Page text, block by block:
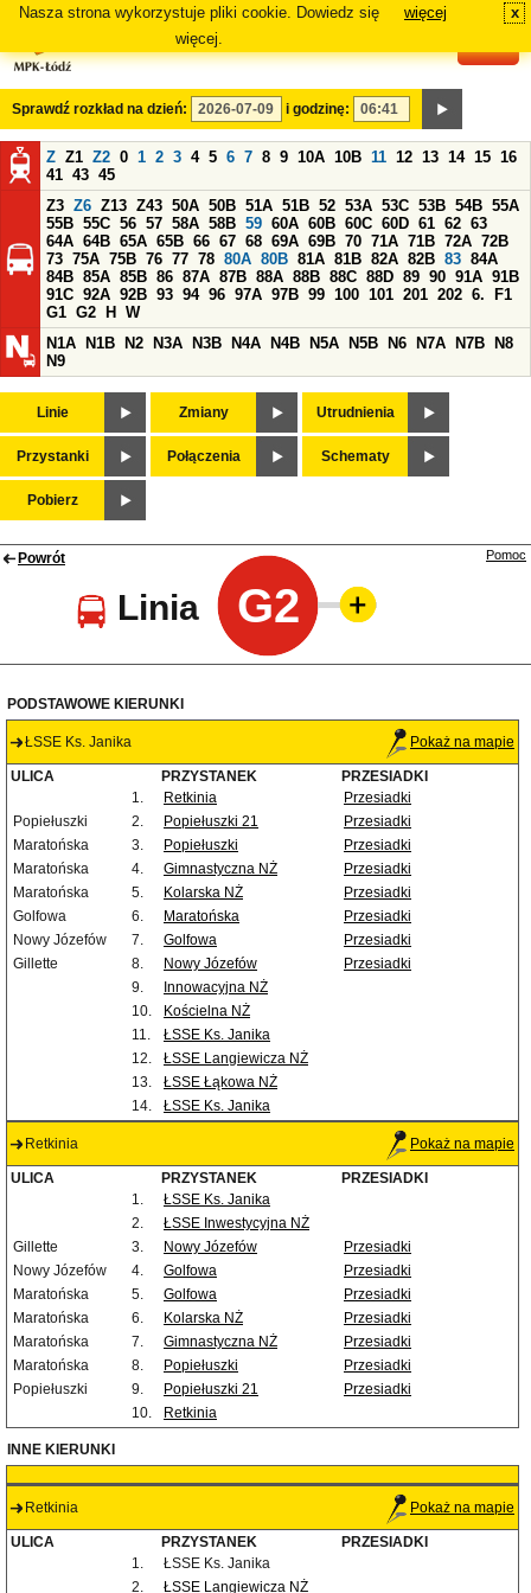
Nasza strona wykorzystuje pliki cookie. Dowiedz się
więcej.
więcej x
Sprawdź rozkład na dzień: i godzinę:
Z Z1 Z2 0 1 2 3 4 5 6 7 8 9 10A 10B 11 12 13 14 15 16
41 43 45
Z3 Z6 Z13 Z43 50A 50B 51A 51B 52 53A 53C 53B 54B 55A
55B 55C 56 57 58A 58B 59 60A 60B 60C 60D 61 62 63
64A 64B 65A 65B 66 67 68 69A 69B 70 71A 71B 72A 72B
73 75A 75B 76 77 78 80A 80B 81A 81B 82A 82B 83 84A
84B 85A 85B 86 87A 87B 88A 88B 88C 88D 89 90 91A 91B
91C 92A 92B 93 94 96 97A 97B 99 100 101 201 202 6.
F1
G1 G2 H
W
N1A
N1B N2 N3A N3B N4A N4B N5A N5B N6 N7A N7B
N8
N9
Linie Zmiany Utrudnienia
Przystanki Połączenia Schematy
Pobierz
Powrót
Linia G2
Pomoc
PODSTAWOWE KIERUNKI
ŁSSE Ks. Janika Pokaż na mapie
ULICA PRZYSTANEK
PRZESIADKI
1.
Retkinia
Przesiadki
Popiełuszki
2. Popiełuszki 21
Przesiadki
Maratońska
3. Popiełuszki
Przesiadki
Maratońska
4. Gimnastyczna NŻ
Przesiadki
Maratońska
5. Kolarska NŻ
Przesiadki
Golfowa
6. Maratońska
Przesiadki
Nowy Józefów
7. Golfowa
Przesiadki
Gillette
8. Nowy Józefów
Przesiadki
9.
Innowacyjna NŻ
10.
Kościelna NŻ
11.
ŁSSE Ks. Janika
12.
ŁSSE Langiewicza NŻ
13.
ŁSSE Łąkowa NŻ
14.
ŁSSE Ks. Janika
Retkinia Pokaż na mapie
ULICA PRZYSTANEK
PRZESIADKI
1.
ŁSSE Ks. Janika
2.
ŁSSE Inwestycyjna NŻ
Gillette
3. Nowy Józefów
Przesiadki
Nowy Józefów
4. Golfowa
Przesiadki
Maratońska
5. Golfowa
Przesiadki
Maratońska
6. Kolarska NŻ
Przesiadki
Maratońska
7. Gimnastyczna NŻ
Przesiadki
Maratońska
8. Popiełuszki
Przesiadki
Popiełuszki
9. Popiełuszki 21
Przesiadki
10.
Retkinia
INNE KIERUNKI
Retkinia Pokaż na mapie
ULICA PRZYSTANEK
PRZESIADKI
1.
ŁSSE Ks. Janika
2.
ŁSSE Langiewicza NŻ